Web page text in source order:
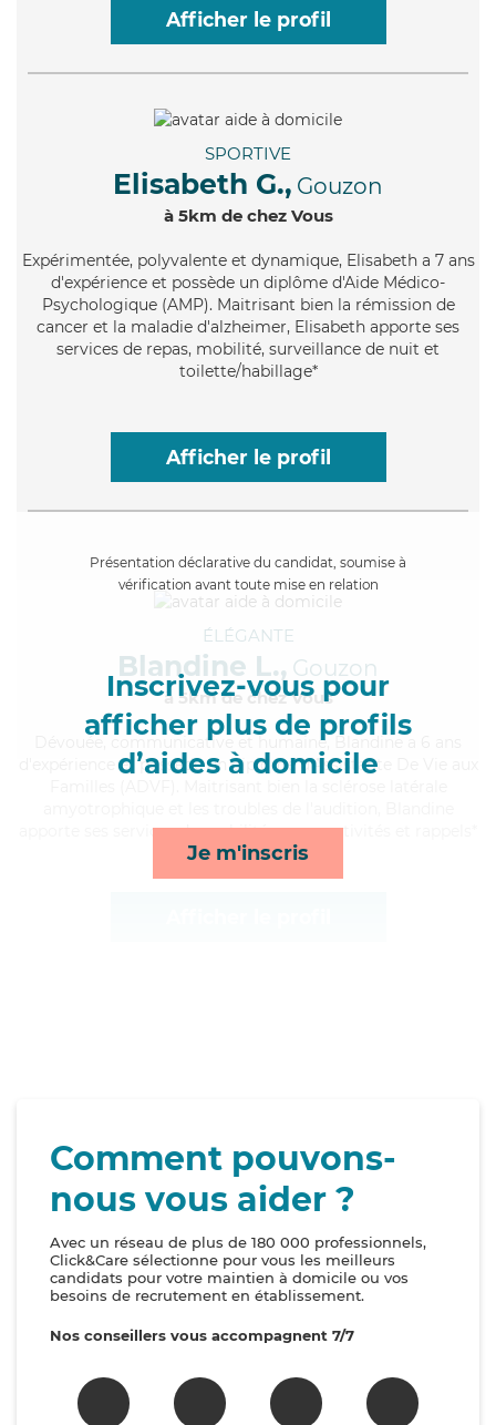
Afficher le profil
SPORTIVE
Elisabeth G., Gouzon
à 5km de chez Vous
Expérimentée, polyvalente et dynamique, Elisabeth a 7 ans
d'expérience et possède un diplôme d'Aide Médico-
Psychologique (AMP). Maitrisant bien la rémission de
cancer et la maladie d'alzheimer, Elisabeth apporte ses
services de repas, mobilité, surveillance de nuit et
toilette/habillage*
Afficher le profil
Présentation déclarative du candidat, soumise à
vérification avant toute mise en relation
Inscrivez-vous pour
afficher plus de profils
d’aides à domicile
Je m'inscris
ÉLÉGANTE
Blandine L., Gouzon
à 5km de chez Vous
, communicative et humaine, Blandine a 6 ans
d'expérience et possède un diplôme d'Assistante De Vie aux
apporte ses services de mobilité, repas, activités et rappels*
Comment pouvons-
nous vous aider ?
Avec un réseau de plus de 180 000 professionnels,
Click&Care sélectionne pour vous les meilleurs
candidats pour votre maintien à domicile ou vos
besoins de recrutement en établissement.
Nos conseillers vous accompagnent 7/7